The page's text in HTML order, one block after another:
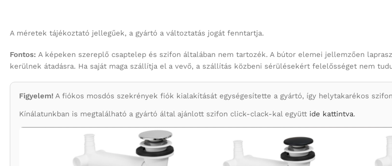
A méretek tájékoztató jellegűek, a gyártó a változtatás jogát fenntartja.
Fontos: A képeken szereplő csaptelep és szifon általában nem tartozék. A bútor elemei jellemzően
kerülnek átadásra. Ha saját maga szállítja el a vevő, a szállítás közbeni sérülésekért felelősséget nem
Figyelem! A fiókos mosdós szekrények fiók kialakítását egységesítette a gyártó, így helytakarékos
Kínálatunkban is megtalálható a gyártó által ajánlott szifon click-clack-kal együtt ide kattintva.